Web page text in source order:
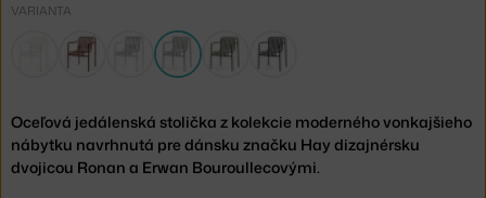
VARIANTA
Oceľová jedálenská stolička z kolekcie moderného vonkajšieho
nábytku navrhnutá pre dánsku značku Hay dizajnérsku
dvojicou Ronan a Erwan Bouroullecovými.